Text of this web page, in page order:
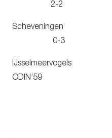
2-2
0-3
ODIN’59